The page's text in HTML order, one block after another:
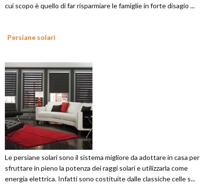
cui scopo è quello di far risparmiare le famiglie in forte disagio ...
Persiane solari
Le persiane solari sono il sistema migliore da adottare in casa per
sfruttare in pieno la potenza dei raggi solari e utilizzarla come
energia elettrica. Infatti sono costituite dalle classiche celle s...